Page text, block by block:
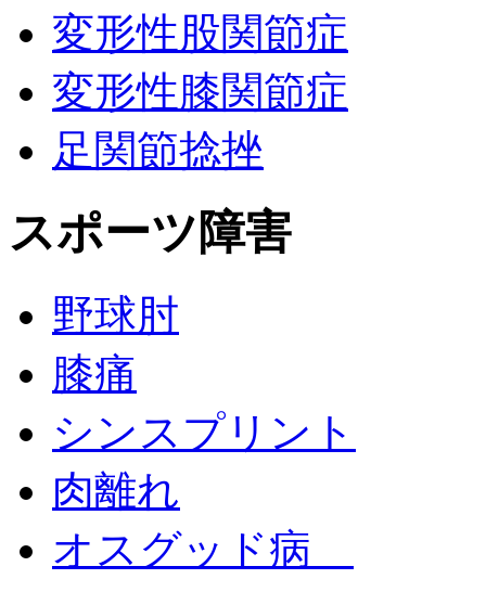
変形性股関節症
変形性膝関節症
足関節捻挫
スポーツ障害
野球肘
膝痛
シンスプリント
肉離れ
オスグッド病